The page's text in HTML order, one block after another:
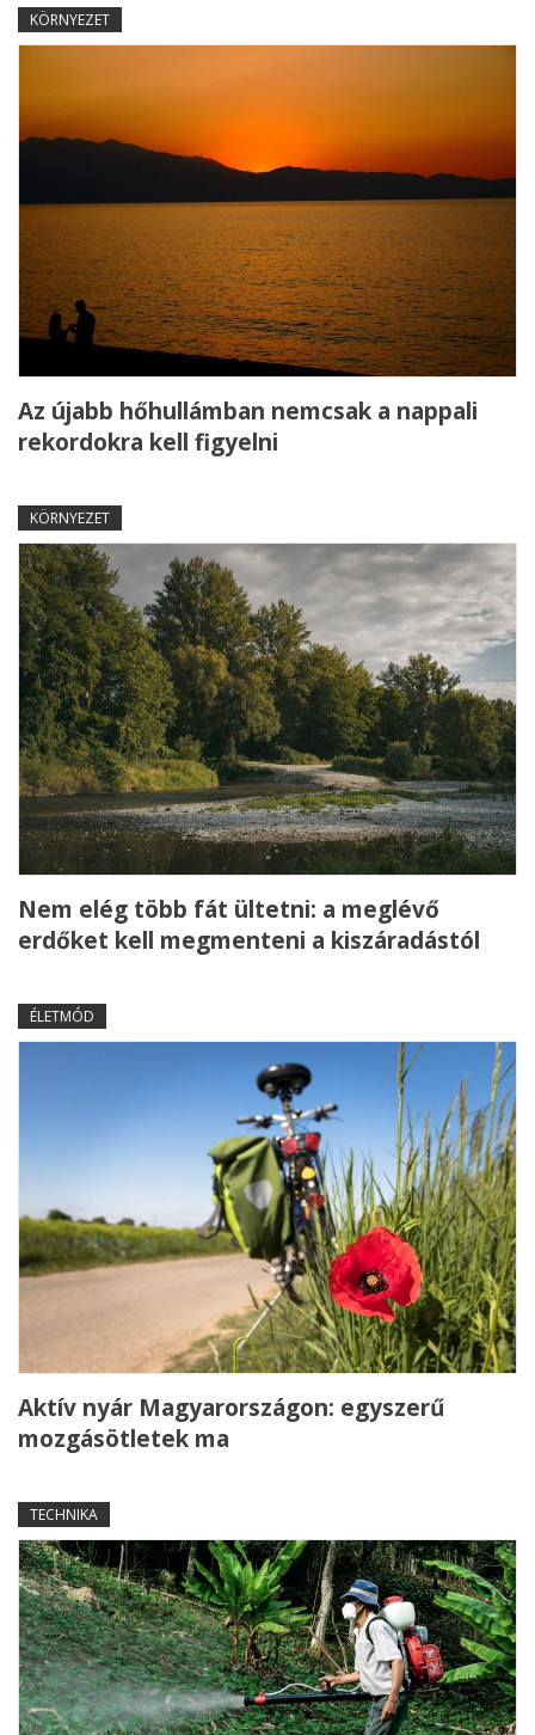
KÖRNYEZET
Az újabb hőhullámban nemcsak a nappali
rekordokra kell figyelni
KÖRNYEZET
Nem elég több fát ültetni: a meglévő
erdőket kell megmenteni a kiszáradástól
ÉLETMÓD
Aktív nyár Magyarországon: egyszerű
mozgásötletek ma
TECHNIKA